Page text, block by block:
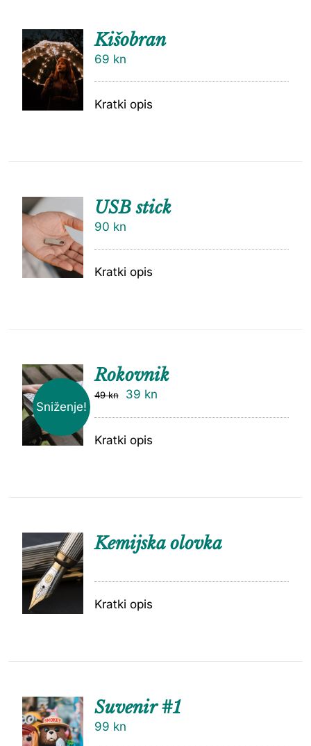
Kišobran
69 kn
Kratki opis
DODAJ
CU
USB stick
90 kn
Kratki opis
Sniženje!
DODAJ
Rokovnik
49kn 39 kn
Kratki opis
Kemijska olovka
Kratki opis
DODAJ
U
KOŠARI
Suvenir #1
99 kn